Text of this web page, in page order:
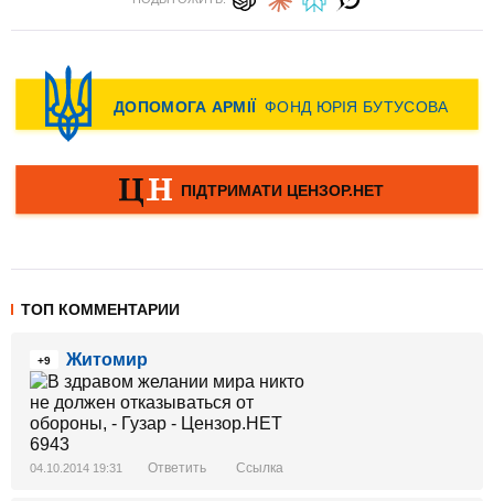
ТОП КОММЕНТАРИИ
+9 Житомир
04.10.2014 19:31 Ответить Ссылка